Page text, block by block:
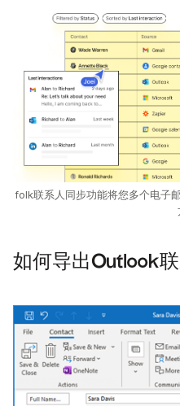
folk联系人同步功能将您多个电子
如何导出Outlook